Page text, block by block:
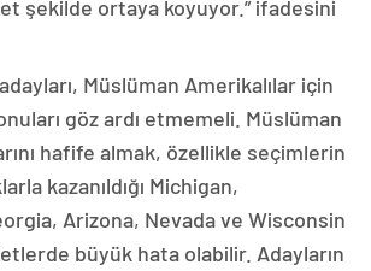
şekilde ortaya koyuyor.” ifadesini
Müslüman Amerikalılar için
göz ardı etmemeli. Müslüman
hafife almak, özellikle seçimlerin
kazanıldığı Michigan,
Arizona, Nevada ve Wisconsin
büyük hata olabilir. Adayların